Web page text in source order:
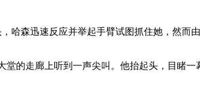
哈森迅速反应并举起手臂试图抓住她，然而
的走廊上听到一声尖叫。他抬起头，目睹